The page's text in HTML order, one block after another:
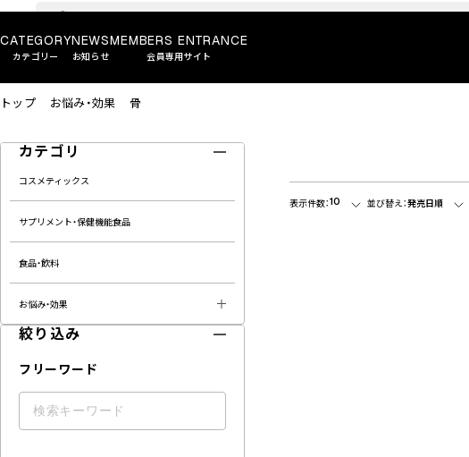
CATEGORY
カテゴリー
NEWS
お知らせ
MEMBERS ENTRANCE
会員専用サイト
トップ お悩み・効果 骨
カテゴリ
コスメティックス
サプリメント・保健機能食品
食品・飲料
お悩み・効果
絞り込み
フリーワード
表示件数：10 並び替え：発売日順